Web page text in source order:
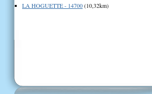
LA HOGUETTE - 14700(10,32km)